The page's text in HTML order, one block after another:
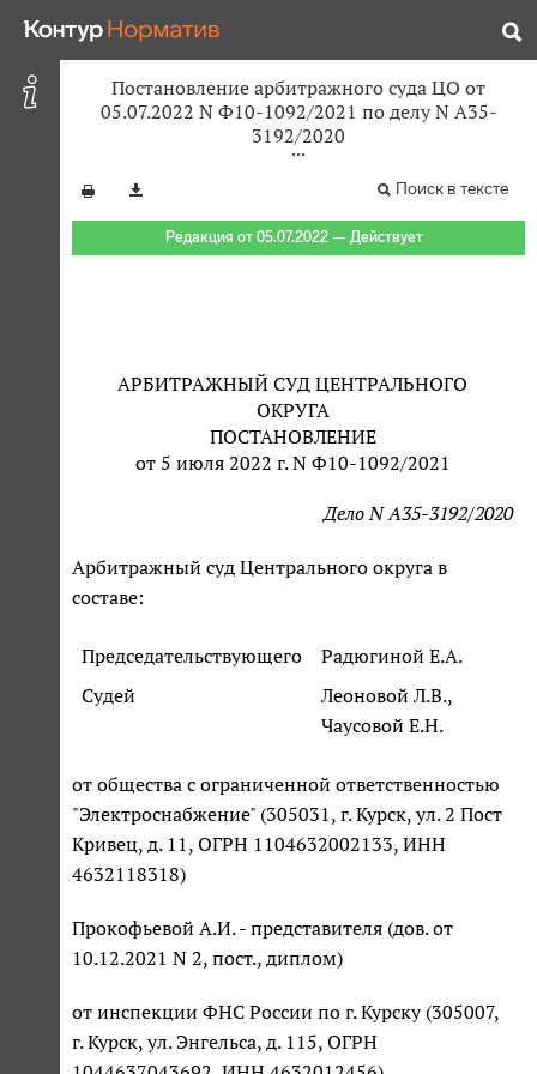
Постановление арбитражного суда ЦО от
05.07.2022 N Ф10-1092/2021 по делу N А35-
3192/2020
Поиск в тексте
Редакция от 05.07.2022 — Действует
АРБИТРАЖНЫЙ СУД ЦЕНТРАЛЬНОГО
ОКРУГА
ПОСТАНОВЛЕНИЕ
от 5 июля 2022 г. N Ф10-1092/2021
Дело N А35-3192/2020
Арбитражный суд Центрального округа в
составе:
Председательствующего
Радюгиной Е.А.
Судей
Леоновой Л.В.,
Чаусовой Е.Н.
от общества с ограниченной ответственностью
"Электроснабжение" (305031, г. Курск, ул. 2 Пост
Кривец, д. 11, ОГРН 1104632002133, ИНН
4632118318)
Прокофьевой А.И. - представителя (дов. от
10.12.2021 N 2, пост., диплом)
от инспекции ФНС России по г. Курску (305007,
г. Курск, ул. Энгельса, д. 115, ОГРН